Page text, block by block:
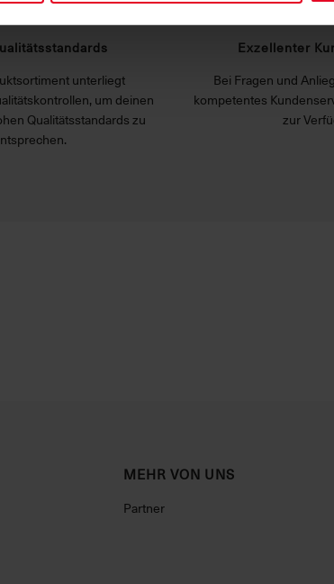
unterliegt
um deinen
Qualitätsstandards zu
Exzellenter
Bei Fragen und
kompetentes
zur
MEHR VON UNS
Partner